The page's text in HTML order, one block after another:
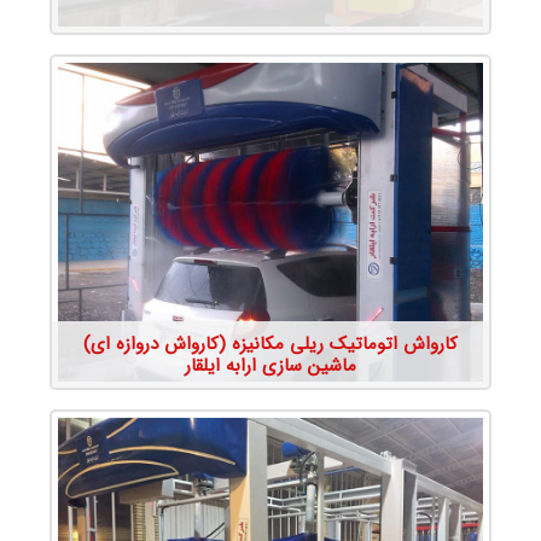
جزئیات محصول
کارواش اتوماتیک ریلی مکانیزه (کارواش دروازه ای)
ماشین سازی ارابه ایلقار